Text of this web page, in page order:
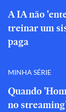
A IA não
treinar um
paga
MINHA SÉRIE
Quando
no